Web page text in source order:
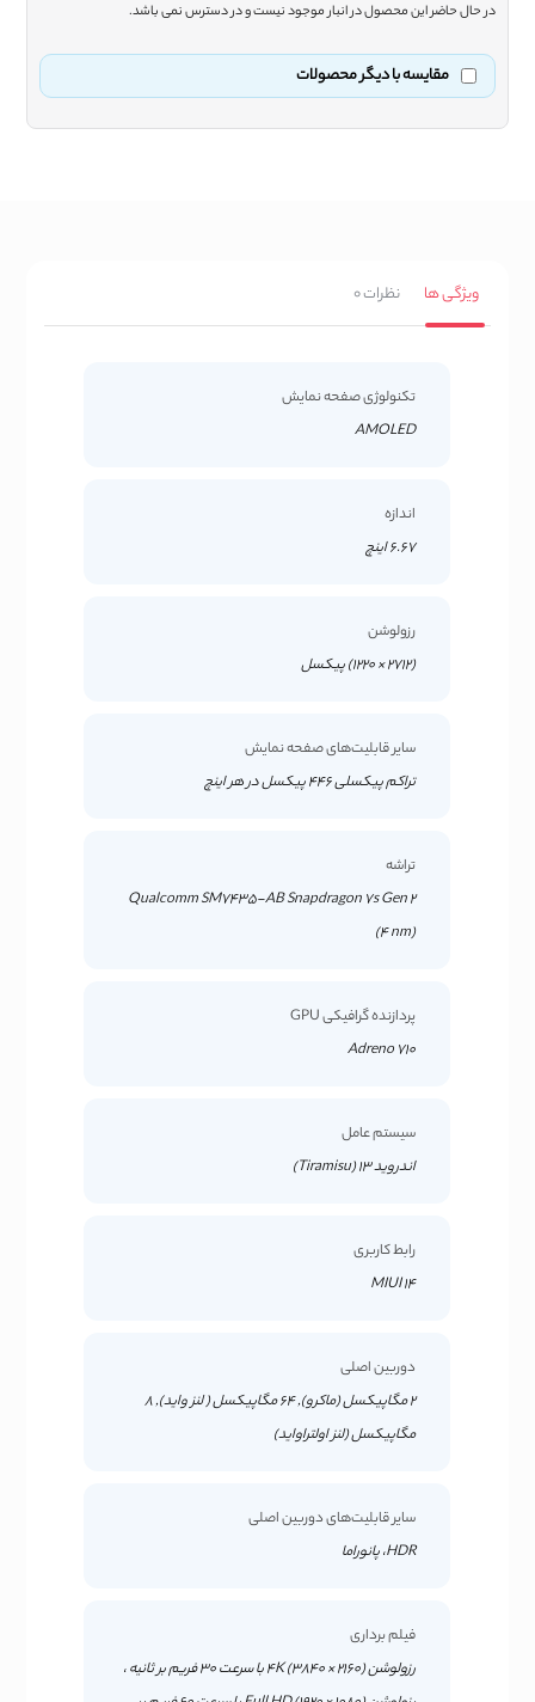
در حال حاضر این محصول در انبار موجود نیست و در دسترس نمی باشد.
مقایسه با دیگر محصولات
ویژگی ها نظرات0
تکنولوژی صفحه نمایش
AMOLED
اندازه
6.67 اینچ
رزولوشن
(2712 × 1220) پیکسل
سایر قابلیت‌های صفحه نمایش
تراکم پیکسلی 446 پیکسل در هر اینچ
تراشه
Qualcomm SM7435-AB Snapdragon 7s Gen 2
(4 nm)
پردازنده گرافیکی GPU
Adreno 710
سیستم عامل
اندروید 13 (Tiramisu)
رابط کاربری
MIUI 14
دوربین اصلی
2 مگاپیکسل (ماکرو), 64 مگاپیکسل ( لنز واید), 8
مگاپیکسل (لنز اولتراواید)
سایر قابلیت‌های دوربین اصلی
HDR، پانوراما
فیلم برداری
رزولوشن (2160 × 3840) 4K با سرعت 30 فریم بر ثانیه ،